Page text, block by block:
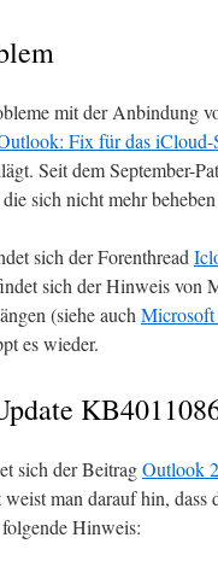
mit der Anbindung
Fix für das iCloud-
Seit dem September-
sich nicht mehr beheben
sich der Forenthread
sich der Hinweis von
(siehe auch Microsoft
es wieder.
sich der BeitragOutlook
man darauf hin, dass
Hinweis: